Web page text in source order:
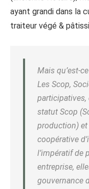
ayant grandi dans la
traiteur végé &
Mais qu’est-
Les Scop,
participatives,
statut Scop
production) et
coopérative
l’impératif de
entreprise,
gouvernance